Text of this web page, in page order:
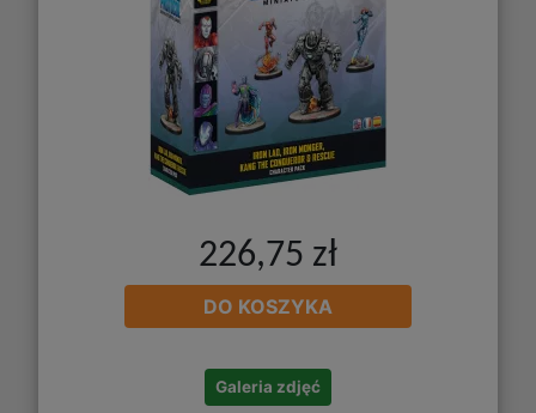
226,75 zł
DO KOSZYKA
Galeria zdjęć